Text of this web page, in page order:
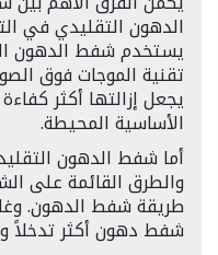
الدهون التقليدي في
يستخدم شفط الدهون
تقنية الموجات فوق
يجعل إزالتها أكثر
الأساسية المحيطة.
أما شفط الدهون
والطرق القائمة على
طريقة شفط الدهون.
شفط دهون أكثر تدخلاً